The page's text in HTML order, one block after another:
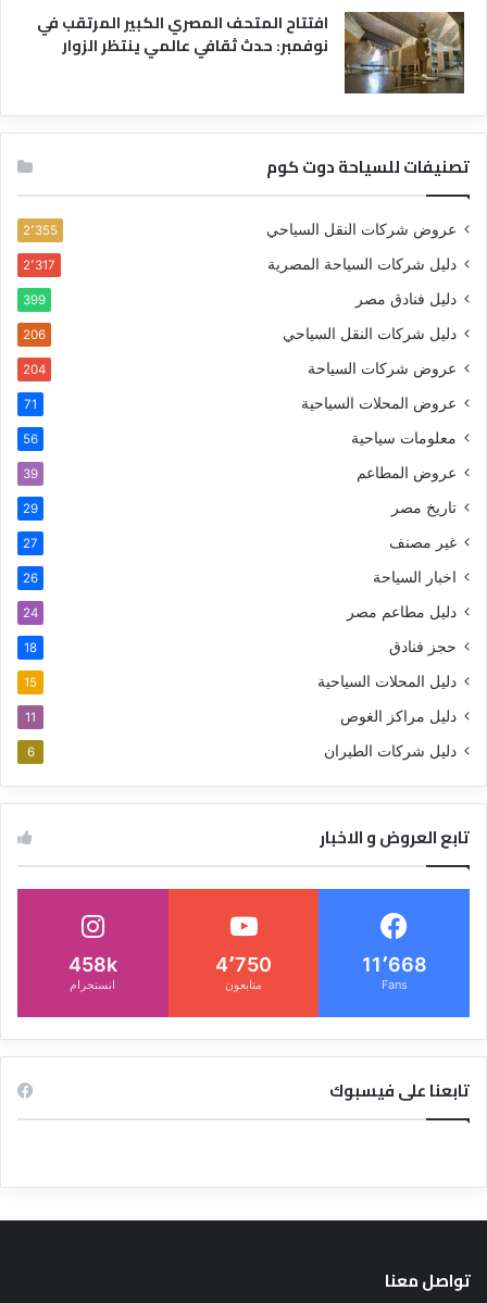
افتتاح المتحف المصري الكبير المرتقب في
نوفمبر: حدث ثقافي عالمي ينتظر الزوار
تصنيفات للسياحة دوت كوم
عروض شركات النقل السياحي 2٬355
دليل شركات السياحة المصرية 2٬317
دليل فنادق مصر 399
دليل شركات النقل السياحي 206
عروض شركات السياحة 204
عروض المحلات السياحية 71
معلومات سياحية 56
عروض المطاعم 39
تاريخ مصر 29
غير مصنف 27
اخبار السياحة 26
دليل مطاعم مصر 24
حجز فنادق 18
دليل المحلات السياحية 15
دليل مراكز الغوص 11
دليل شركات الطيران 6
تابع العروض و الاخبار
11٬668
Fans
4٬750
متابعون
458k
انستجرام
تابعنا على فيسبوك
تواصل معنا